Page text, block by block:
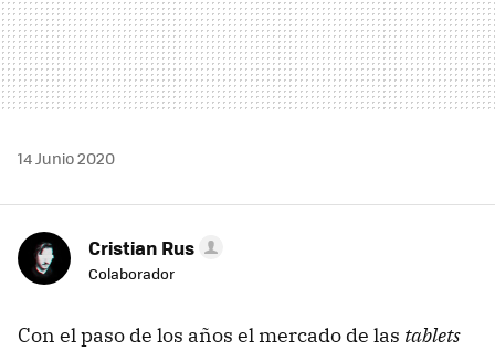
14 Junio 2020
Cristian Rus
Colaborador
Con el paso de los años el mercado de las tablets